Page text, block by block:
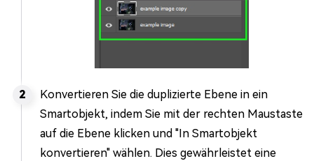
Konvertieren Sie die duplizierte Ebene in ein
Smartobjekt, indem Sie mit der rechten Maustaste
auf die Ebene klicken und "In Smartobjekt
konvertieren" wählen. Dies gewährleistet eine